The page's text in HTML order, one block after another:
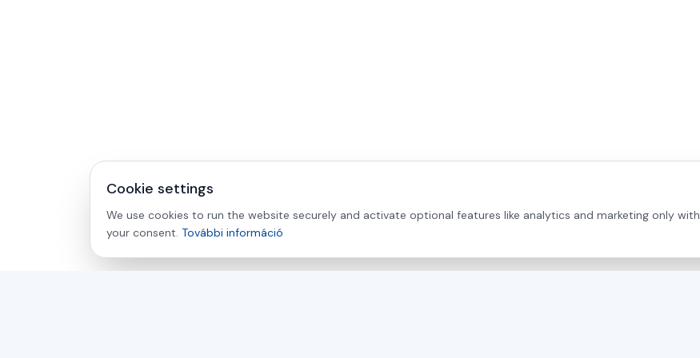
Cookie settings
We use cookies to run the website securely and activate optional features like analytics and marketing only with
your consent. További információ